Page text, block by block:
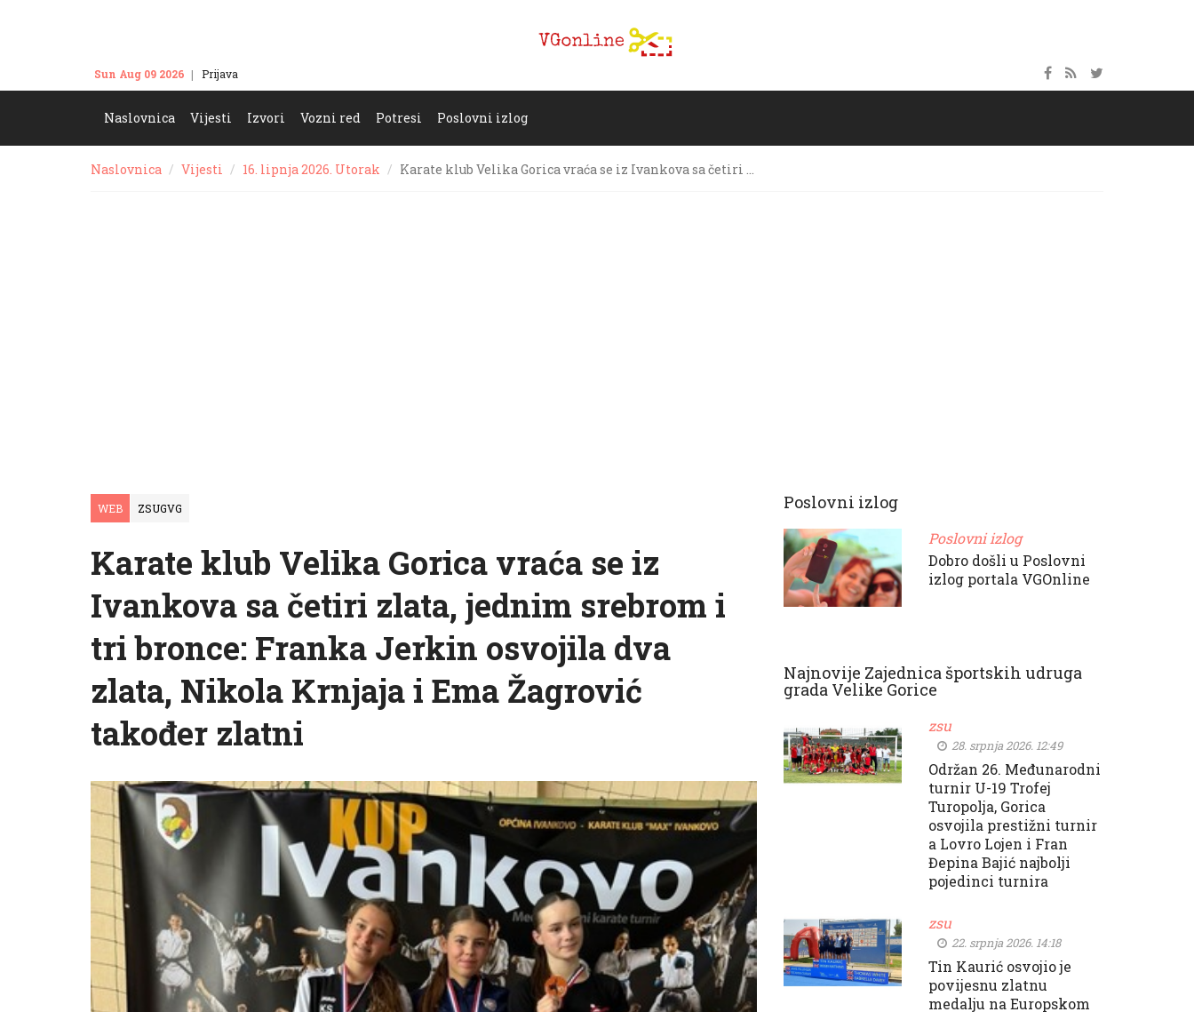
Sun Aug 09 2026 Prijava
Naslovnica Vijesti Izvori Vozni red Potresi Poslovni izlog
Naslovnica Vijesti 16. lipnja 2026. Utorak Karate klub Velika Gorica vraća se iz Ivankova sa četiri …
WEB ZSUGVG
Karate klub Velika Gorica vraća se iz
Ivankova sa četiri zlata, jednim srebrom i
tri bronce: Franka Jerkin osvojila dva
zlata, Nikola Krnjaja i Ema Žagrović
također zlatni
Poslovni izlog
Poslovni izlog
Dobro došli u Poslovni
izlog portala VGOnline
Najnovije Zajednica športskih udruga
grada Velike Gorice
zsu
28. srpnja 2026. 12:49
Održan 26. Međunarodni
turnir U-19 Trofej
Turopolja, Gorica
osvojila prestižni turnir
a Lovro Lojen i Fran
Đepina Bajić najbolji
pojedinci turnira
zsu
22. srpnja 2026. 14:18
Tin Kaurić osvojio je
povijesnu zlatnu
medalju na Europskom